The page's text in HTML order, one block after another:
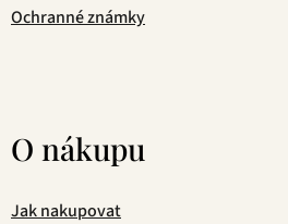
Ochranné známky
O nákupu
Jak nakupovat